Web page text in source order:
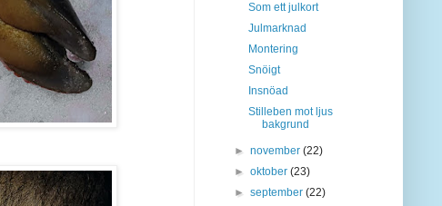
Som ett julkort
Julmarknad
Montering
Snöigt
Insnöad
Stilleben mot ljus
bakgrund
►november(22)
►oktober(23)
►september(22)